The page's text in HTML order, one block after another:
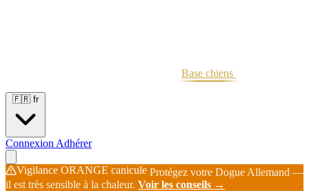
Base chiens
🇫🇷 fr
Connexion Adhérer
Vigilance ORANGE canicule Protégez votre Dogue Allemand —
il est très sensible à la chaleur. Voir les conseils →